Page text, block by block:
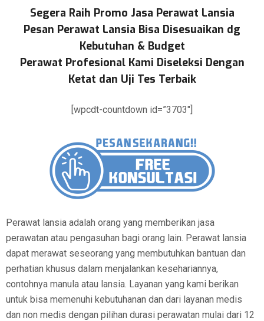
Segera Raih Promo Jasa Perawat Lansia
Pesan Perawat Lansia Bisa Disesuaikan dg
Kebutuhan & Budget
Perawat Profesional Kami Diseleksi Dengan
Ketat dan Uji Tes Terbaik
[wpcdt-countdown id=”3703″]
Perawat lansia adalah orang yang memberikan jasa
perawatan atau pengasuhan bagi orang lain. Perawat lansia
dapat merawat seseorang yang membutuhkan bantuan dan
perhatian khusus dalam menjalankan kesehariannya,
contohnya manula atau lansia. Layanan yang kami berikan
untuk bisa memenuhi kebutuhanan dan dari layanan medis
dan non medis dengan pilihan durasi perawatan mulai dari 12